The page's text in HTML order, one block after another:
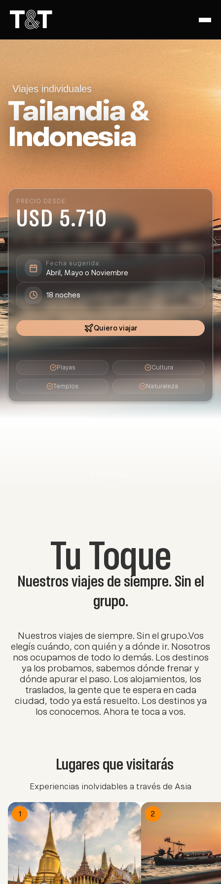
Viajes individuales
Tailandia &
Indonesia
PRECIO DESDE:
USD 5.710
Fecha sugerida:
Abril, Mayo o Noviembre
18 noches
Quiero viajar
Playas Cultura
Templos Naturaleza
Tu Toque
Nuestros viajes de siempre. Sin el
grupo.
Nuestros viajes de siempre. Sin el grupo.Vos
elegís cuándo, con quién y a dónde ir. Nosotros
nos ocupamos de todo lo demás. Los destinos
ya los probamos, sabemos dónde frenar y
dónde apurar el paso. Los alojamientos, los
traslados, la gente que te espera en cada
ciudad, todo ya está resuelto. Los destinos ya
los conocemos. Ahora te toca a vos.
Lugares que visitarás
Experiencias inolvidables a través de Asia